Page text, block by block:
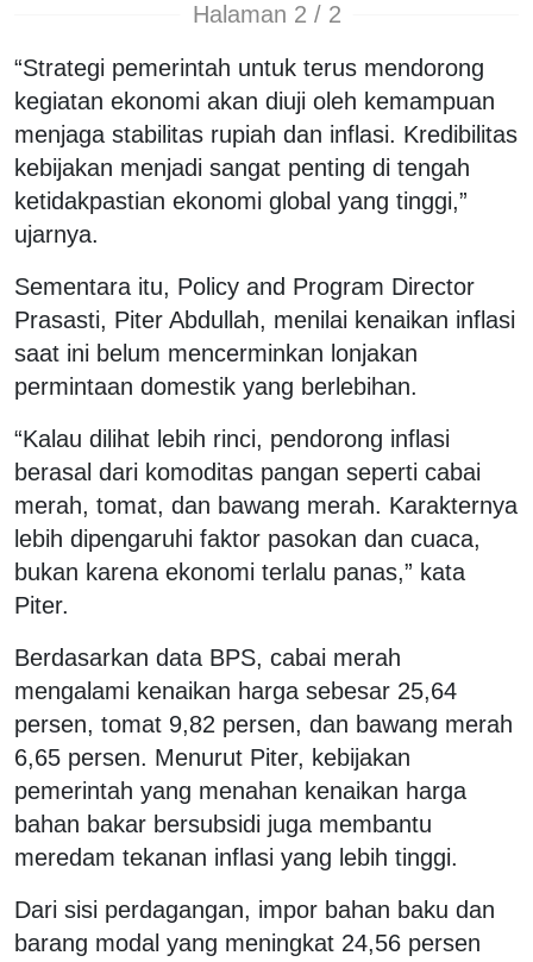
Halaman 2 / 2
“Strategi pemerintah untuk terus mendorong
kegiatan ekonomi akan diuji oleh kemampuan
menjaga stabilitas rupiah dan inflasi. Kredibilitas
kebijakan menjadi sangat penting di tengah
ketidakpastian ekonomi global yang tinggi,”
ujarnya.
Sementara itu, Policy and Program Director
Prasasti, Piter Abdullah, menilai kenaikan inflasi
saat ini belum mencerminkan lonjakan
permintaan domestik yang berlebihan.
“Kalau dilihat lebih rinci, pendorong inflasi
berasal dari komoditas pangan seperti cabai
merah, tomat, dan bawang merah. Karakternya
lebih dipengaruhi faktor pasokan dan cuaca,
bukan karena ekonomi terlalu panas,” kata
Piter.
Berdasarkan data BPS, cabai merah
mengalami kenaikan harga sebesar 25,64
persen, tomat 9,82 persen, dan bawang merah
6,65 persen. Menurut Piter, kebijakan
pemerintah yang menahan kenaikan harga
bahan bakar bersubsidi juga membantu
meredam tekanan inflasi yang lebih tinggi.
Dari sisi perdagangan, impor bahan baku dan
barang modal yang meningkat 24,56 persen